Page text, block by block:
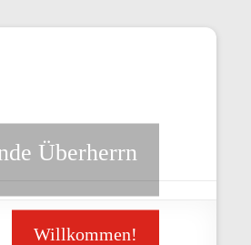
Überherrn
Willkommen!